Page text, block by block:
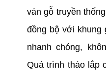
ván gỗ truyền
đồng bộ với khung
nhanh chóng,
Quá trình tháo lắp